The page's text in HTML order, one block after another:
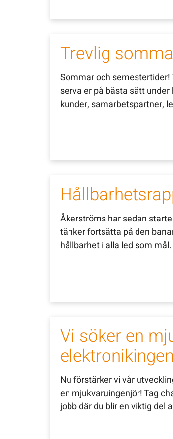
Trevlig
Sommar och
serva er på bästa sätt
kunder, samarbetspartner,
Åkerströms har sedan
tänker fortsätta på den
hållbarhet i alla led som
Vi söker en
Nu förstärker vi vår
en mjukvaruingenjör! Tag
jobb där du blir en viktig del